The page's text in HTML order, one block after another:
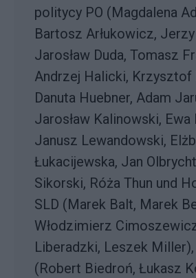
politycy PO (Magdalena
Bartosz Arłukowicz,
Jarosław Duda, Tomasz
Andrzej Halicki, Krzysztof
Danuta Huebner, Adam
Jarosław Kalinowski, Ewa
Janusz Lewandowski,
Łukacijewska, Jan
Sikorski, Róża Thun und
SLD (Marek Balt, Marek
Włodzimierz
Liberadzki, Leszek
(Robert Biedroń, Łukasz